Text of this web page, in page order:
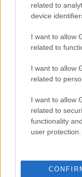
related to
device
I want to allow
related to
I want to allow
related to
I want to allow
related to
functionality
user protection.
Απαντήστε